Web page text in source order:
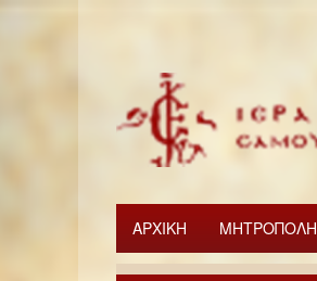
ΑΡΧΙΚΗ ΜΗΤΡΟΠΟΛΗ